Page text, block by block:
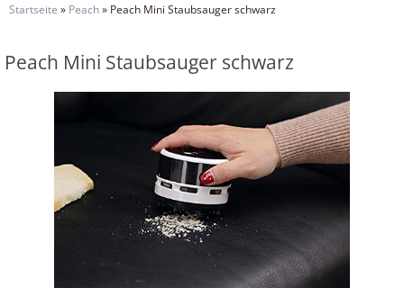
Startseite » Peach» Peach Mini Staubsauger schwarz
Peach Mini Staubsauger schwarz